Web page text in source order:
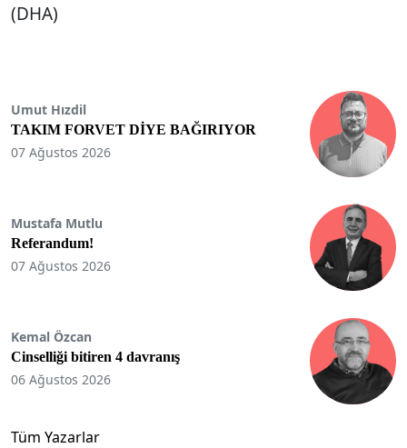
(DHA)
Umut Hızdil
TAKIM FORVET DİYE BAĞIRIYOR
07 Ağustos 2026
Mustafa Mutlu
Referandum!
07 Ağustos 2026
Kemal Özcan
Cinselliği bitiren 4 davranış
06 Ağustos 2026
Tüm Yazarlar